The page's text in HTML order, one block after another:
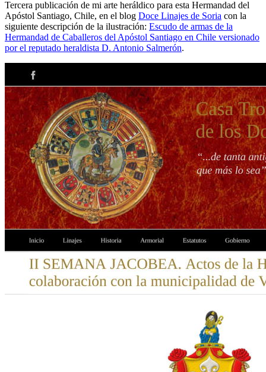
Tercera publicación de mi arte heráldico para esta Hermandad del
Apóstol Santiago, Chile, en el blog Doce Linajes de Soria con la
siguiente descripción de la ilustración: Escudo de armas de la
Hermandad de Caballeros del Apóstol Santiago en Chile versionado
por el reputado heraldista D. Antonio Salmerón.